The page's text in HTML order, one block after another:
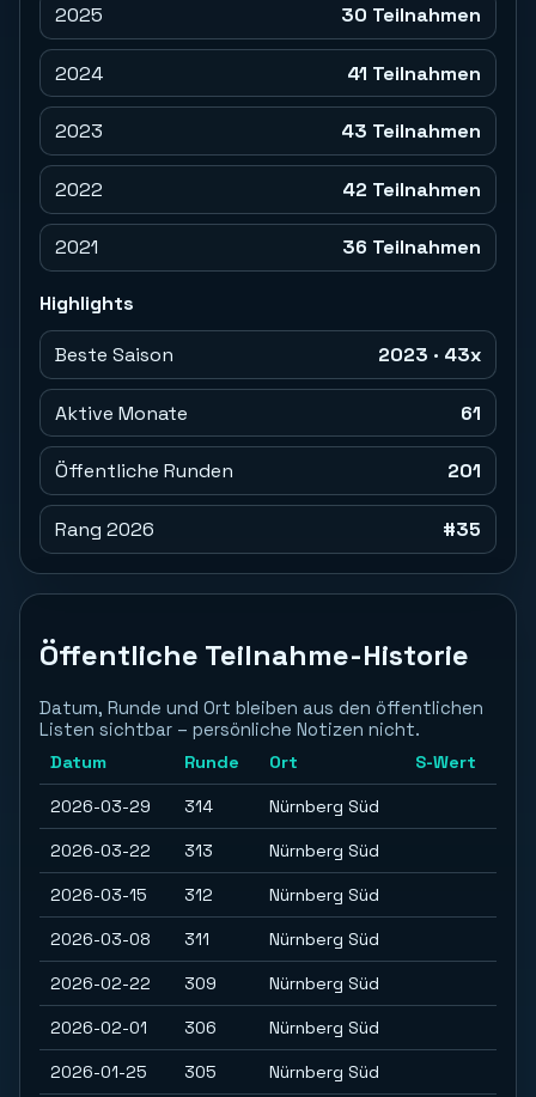
2025 30 Teilnahmen
2024 41 Teilnahmen
2023 43 Teilnahmen
2022 42 Teilnahmen
2021 36 Teilnahmen
Highlights
Beste Saison 2023 · 43x
Aktive Monate 61
Öffentliche Runden 201
Rang 2026 #35
Öffentliche Teilnahme-Historie
Datum, Runde und Ort bleiben aus den öffentlichen
Listen sichtbar – persönliche Notizen nicht.
Datum
Runde Ort S-Wert
2026-03-29 314 Nürnberg Süd
2026-03-22 313 Nürnberg Süd
2026-03-15 312 Nürnberg Süd
2026-03-08 311 Nürnberg Süd
2026-02-22 309 Nürnberg Süd
2026-02-01 306 Nürnberg Süd
2026-01-25 305 Nürnberg Süd